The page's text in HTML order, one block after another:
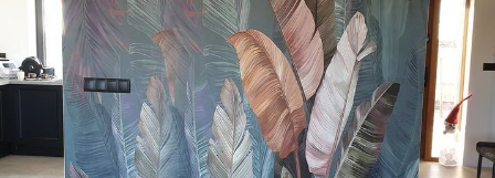
Standaard
45 .00 27 .00 €/m²
Premium
56.6734.00 €/m²